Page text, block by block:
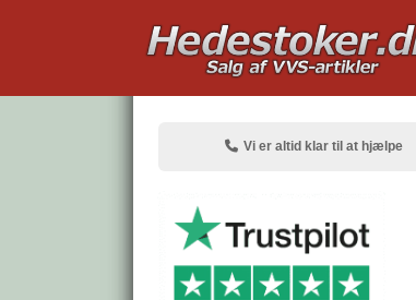
Vi er altid klar til at hjælpe